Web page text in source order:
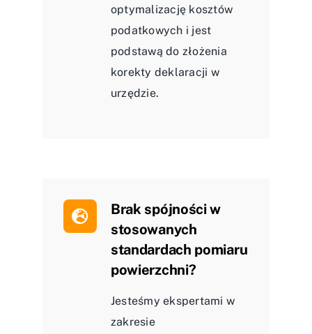
optymalizację kosztów
podatkowych i jest
podstawą do złożenia
korekty deklaracji w
urzędzie.
Brak spójności w
stosowanych
standardach pomiaru
powierzchni?
Jesteśmy ekspertami w
zakresie